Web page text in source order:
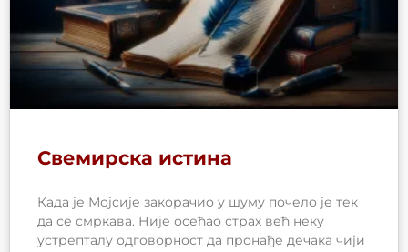
Свемирска истина
Када је Мојсије закорачио у шуму почело је тек
да се смркава. Није осећао страх већ неку
устрепталу одговорност да пронађе дечака чији